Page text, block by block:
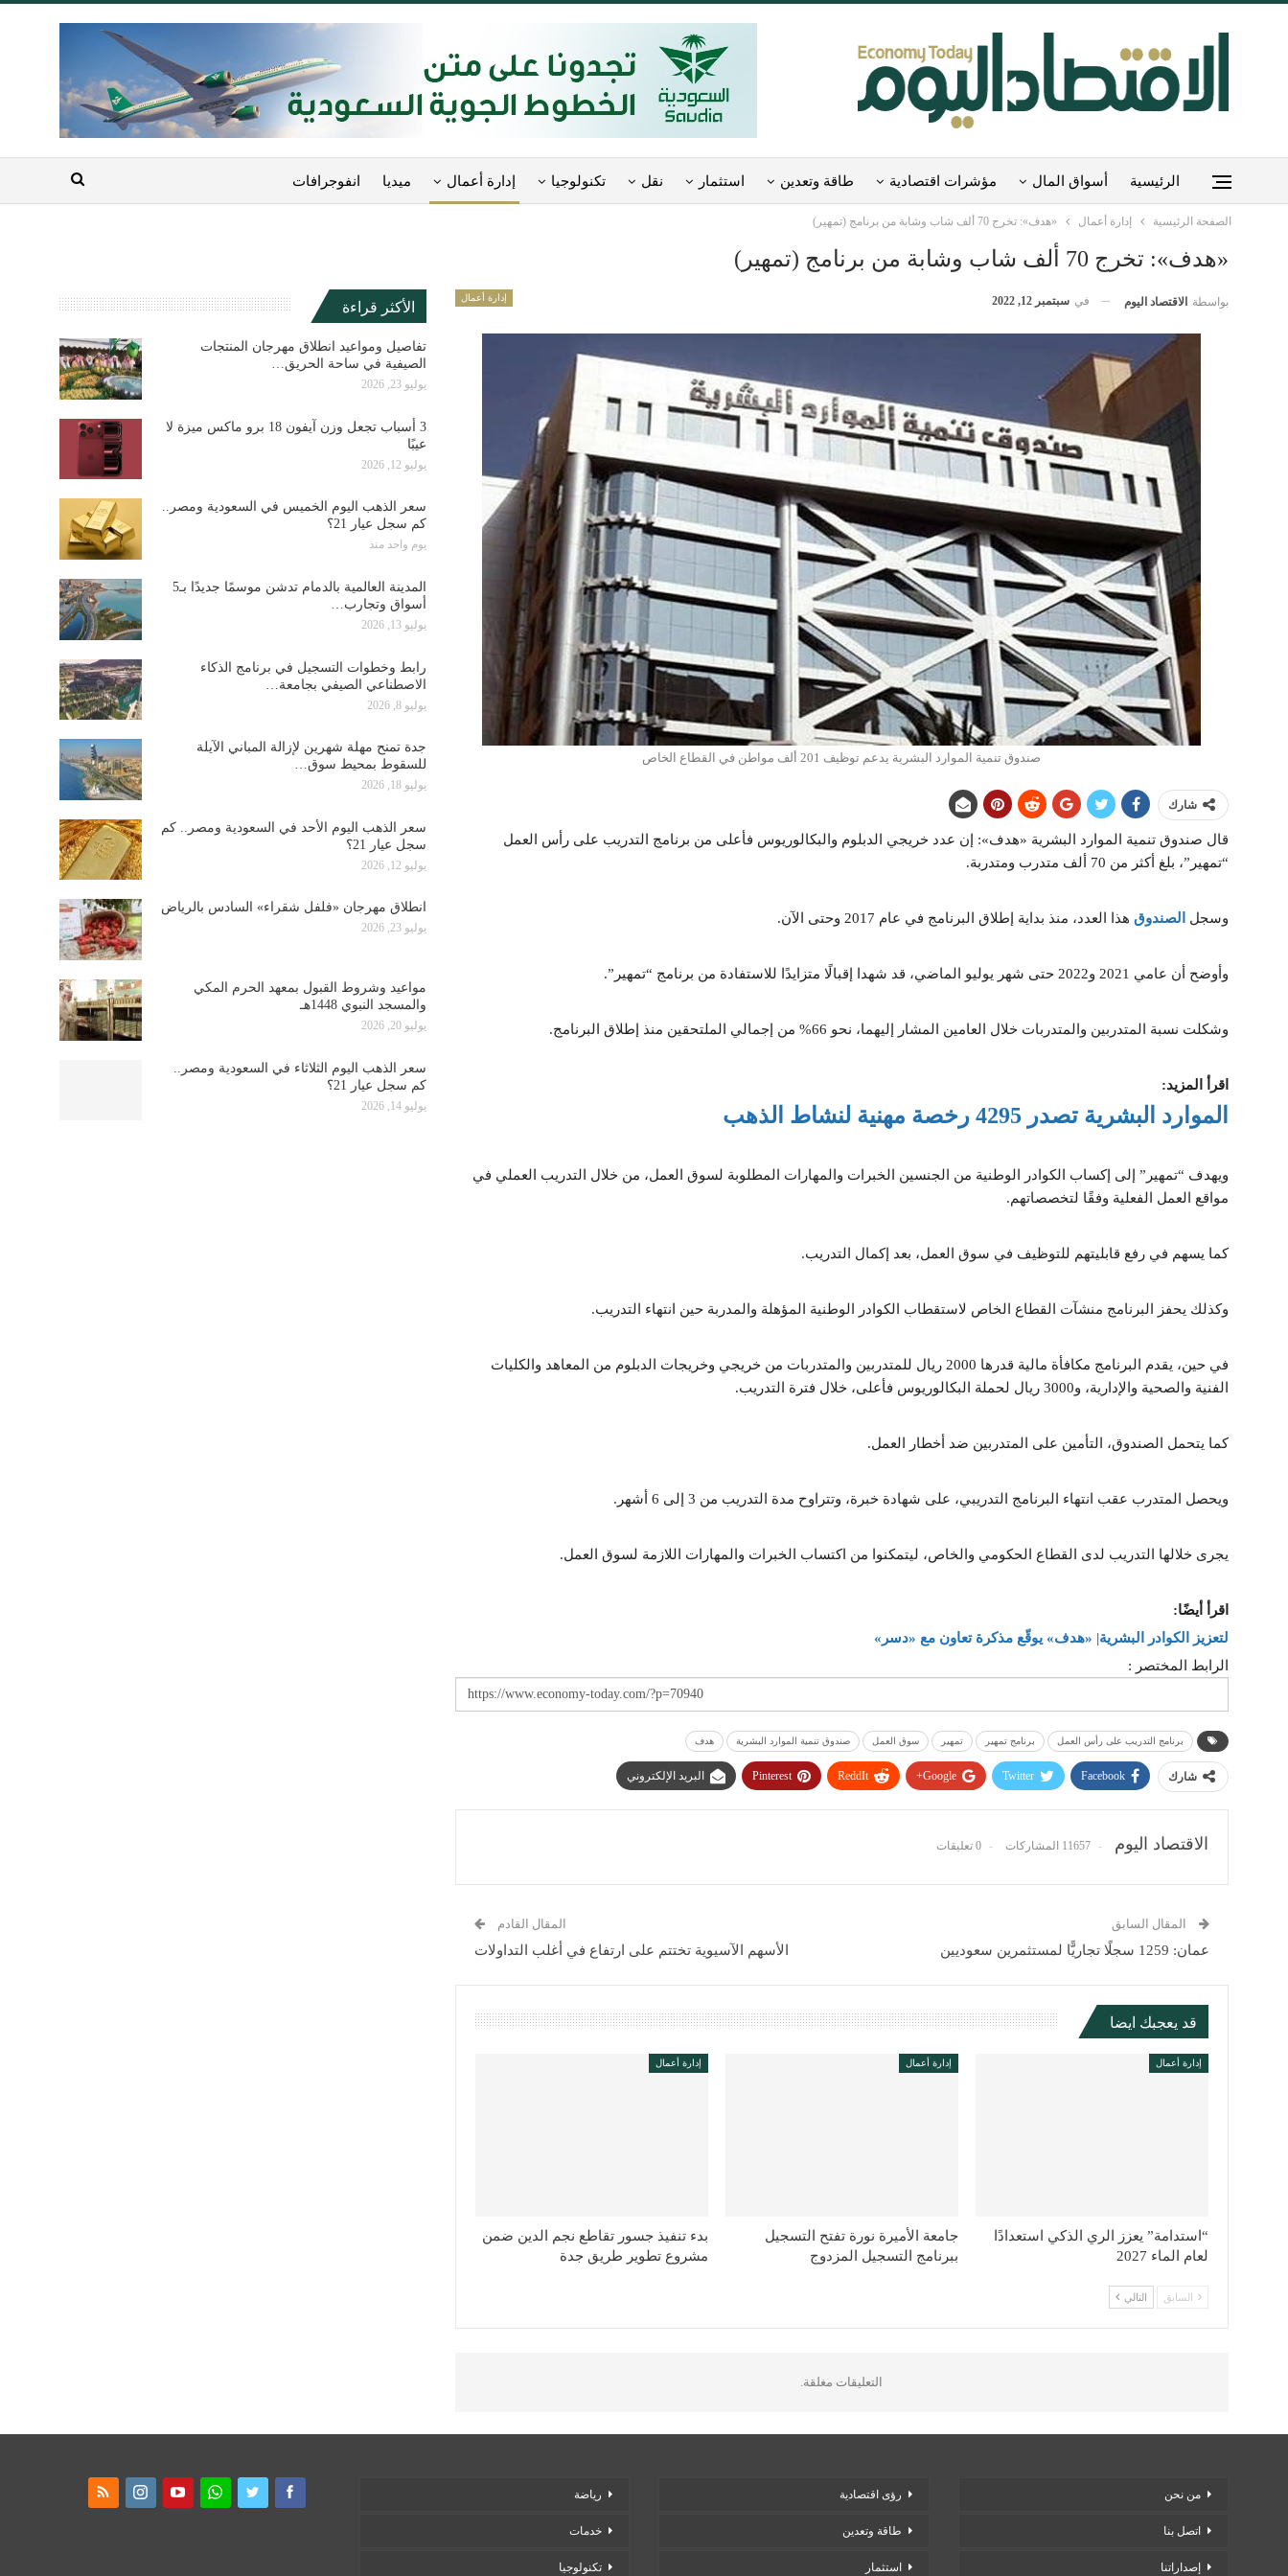
الرئيسية أسواق المال مؤشرات اقتصادية طاقة وتعدين استثمار نقل تكنولوجيا إدارة أعمال ميديا انفوجرافات
الصفحة الرئيسية إدارة أعمال «هدف»: تخرج 70 ألف شاب وشابة من برنامج (تمهير)
«هدف»: تخرج 70 ألف شاب وشابة من برنامج (تمهير)
إدارة أعمال بواسطة الاقتصاد اليوم في سبتمبر 12, 2022
صندوق تنمية الموارد البشرية يدعم توظيف 201 ألف مواطن في القطاع الخاص
شارك
قال صندوق تنمية الموارد البشرية «هدف»: إن عدد خريجي الدبلوم والبكالوريوس فأعلى من برنامج التدريب على رأس العمل
“تمهير”، بلغ أكثر من 70 ألف متدرب ومتدربة.
وسجل الصندوق هذا العدد، منذ بداية إطلاق البرنامج في عام 2017 وحتى الآن.
وأوضح أن عامي 2021 و2022 حتى شهر يوليو الماضي، قد شهدا إقبالًا متزايدًا للاستفادة من برنامج “تمهير”.
وشكلت نسبة المتدربين والمتدربات خلال العامين المشار إليهما، نحو 66% من إجمالي الملتحقين منذ إطلاق البرنامج.
اقرأ المزيد:
الموارد البشرية تصدر 4295 رخصة مهنية لنشاط الذهب
ويهدف “تمهير” إلى إكساب الكوادر الوطنية من الجنسين الخبرات والمهارات المطلوبة لسوق العمل، من خلال التدريب العملي في
مواقع العمل الفعلية وفقًا لتخصصاتهم.
كما يسهم في رفع قابليتهم للتوظيف في سوق العمل، بعد إكمال التدريب.
وكذلك يحفز البرنامج منشآت القطاع الخاص لاستقطاب الكوادر الوطنية المؤهلة والمدربة حين انتهاء التدريب.
في حين، يقدم البرنامج مكافأة مالية قدرها 2000 ريال للمتدربين والمتدربات من خريجي وخريجات الدبلوم من المعاهد والكليات
الفنية والصحية والإدارية، و3000 ريال لحملة البكالوريوس فأعلى، خلال فترة التدريب.
كما يتحمل الصندوق، التأمين على المتدربين ضد أخطار العمل.
ويحصل المتدرب عقب انتهاء البرنامج التدريبي، على شهادة خبرة، وتتراوح مدة التدريب من 3 إلى 6 أشهر.
يجرى خلالها التدريب لدى القطاع الحكومي والخاص، ليتمكنوا من اكتساب الخبرات والمهارات اللازمة لسوق العمل.
اقرأ أيضًا:
لتعزيز الكوادر البشرية| «هدف» يوقّع مذكرة تعاون مع «دسر»
الرابط المختصر :
برنامج التدريب على رأس العمل برنامج تمهير تمهير سوق العمل صندوق تنمية الموارد البشرية هدف
شارك Facebook
Twitter
Google+
ReddIt
Pinterest البريد الإلكتروني
الاقتصاد اليوم 11657 المشاركات 0 تعليقات
المقال السابق
عمان: 1259 سجلًا تجاريًّا لمستثمرين سعوديين
المقال القادم
الأسهم الآسيوية تختتم على ارتفاع في أغلب التداولات
قد يعجبك ايضا
إدارة أعمال
“استدامة” يعزز الري الذكي استعدادًا
لعام الماء 2027
إدارة أعمال
جامعة الأميرة نورة تفتح التسجيل
ببرنامج التسجيل المزدوج
إدارة أعمال
بدء تنفيذ جسور تقاطع نجم الدين ضمن
مشروع تطوير طريق جدة
السابق التالي
التعليقات مغلقة.
الأكثر قراءة
تفاصيل ومواعيد انطلاق مهرجان المنتجات
الصيفية في ساحة الحريق…
يوليو 23, 2026
3 أسباب تجعل وزن آيفون 18 برو ماكس ميزة لا
عيبًا
يوليو 12, 2026
سعر الذهب اليوم الخميس في السعودية ومصر..
كم سجل عيار 21؟
يوم واحد منذ
المدينة العالمية بالدمام تدشن موسمًا جديدًا بـ5
أسواق وتجارب…
يوليو 13, 2026
رابط وخطوات التسجيل في برنامج الذكاء
الاصطناعي الصيفي بجامعة…
يوليو 8, 2026
جدة تمنح مهلة شهرين لإزالة المباني الآيلة
للسقوط بمحيط سوق…
يوليو 18, 2026
سعر الذهب اليوم الأحد في السعودية ومصر.. كم
سجل عيار 21؟
يوليو 12, 2026
انطلاق مهرجان «فلفل شقراء» السادس بالرياض
يوليو 23, 2026
مواعيد وشروط القبول بمعهد الحرم المكي
والمسجد النبوي 1448هـ
يوليو 20, 2026
سعر الذهب اليوم الثلاثاء في السعودية ومصر..
كم سجل عيار 21؟
يوليو 14, 2026
من نحن
اتصل بنا
إصداراتنا
رؤى اقتصادية
طاقة وتعدين
استثمار
رياضة
خدمات
تكنولوجيا